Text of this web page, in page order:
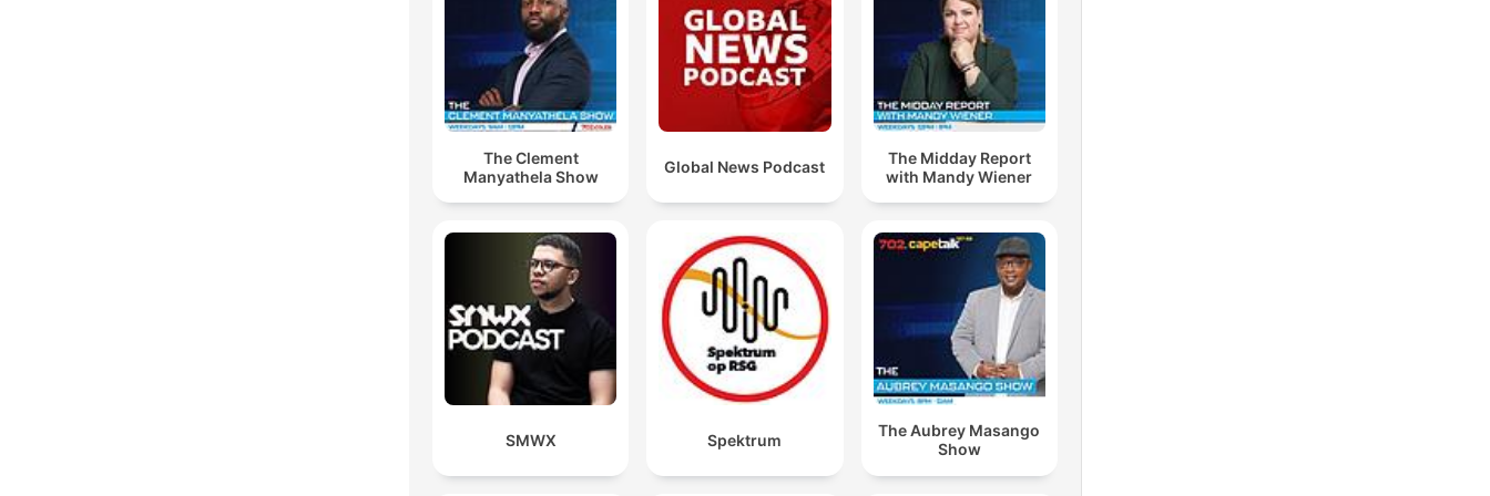
00:01:36 · Una advertencia directa de las autoridades
estadounidenses hacia los miembros del cártel y sus aliados
políticos.
ofrece Estados Unidos por una recompensa.
00:02:56 · El periodista dimensiona la magnitud de la
recompensa ofrecida por Juan Carlos Valencia González.
han operado por años una amplia red de extorsión a
personas de la tercera edad, sobre todo aquí en
Estados Unidos
00:04:15 · Se detalla uno de los métodos de recaudación ilícita
del cártel mediante fraudes de tiempos compartidos.
The Clement
Manyathela Show
Global News Podcast
The Midday Report
with Mandy Wiener
SMWX Spektrum
The Aubrey Masango
Show